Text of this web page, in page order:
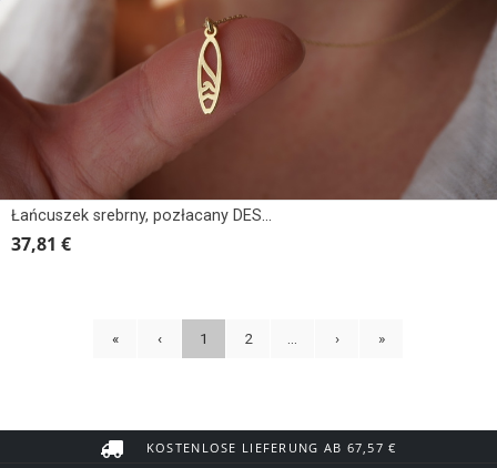
Łańcuszek srebrny, pozłacany DESKA SURF Z FALĄ
37,81 €
« ‹ 1 2 ... › »
KOSTENLOSE LIEFERUNG AB 67,57 €